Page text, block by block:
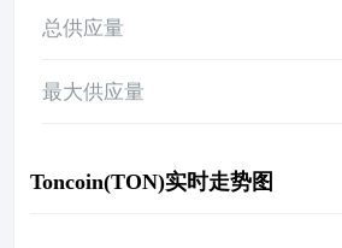
总供应量
最大供应量
Toncoin(TON)实时走势图